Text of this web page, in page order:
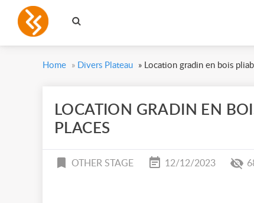
Home » Divers Plateau » Location gradin en bois
LOCATION GRADIN EN
PLACES
OTHER STAGE 12/12/2023